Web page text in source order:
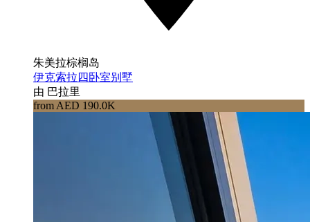
朱美拉棕榈岛
伊克索拉四卧室别墅
由 巴拉里
from AED 190.0K